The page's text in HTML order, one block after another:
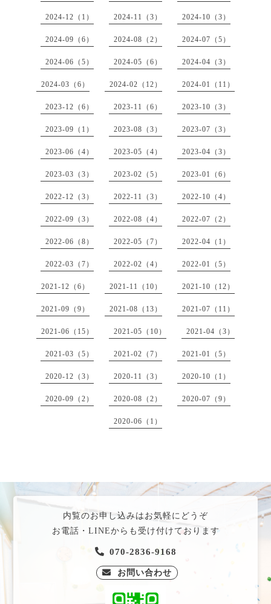
2024-12（1） 2024-11（3） 2024-10（3）
2024-09（6） 2024-08（2） 2024-07（5）
2024-06（5） 2024-05（6） 2024-04（3）
2024-03（6） 2024-02（12） 2024-01（11）
2023-12（6） 2023-11（6） 2023-10（3）
2023-09（1） 2023-08（3） 2023-07（3）
2023-06（4） 2023-05（4） 2023-04（3）
2023-03（3） 2023-02（5） 2023-01（6）
2022-12（3） 2022-11（3） 2022-10（4）
2022-09（3） 2022-08（4） 2022-07（2）
2022-06（8） 2022-05（7） 2022-04（1）
2022-03（7） 2022-02（4） 2022-01（5）
2021-12（6） 2021-11（10） 2021-10（12）
2021-09（9） 2021-08（13） 2021-07（11）
2021-06（15） 2021-05（10） 2021-04（3）
2021-03（5） 2021-02（7） 2021-01（5）
2020-12（3） 2020-11（3） 2020-10（1）
2020-09（2） 2020-08（2） 2020-07（9）
2020-06（1）
内覧のお申し込みはお気軽にどうぞ
お電話・LINEからも受け付けております
070-2836-9168
お問い合わせ